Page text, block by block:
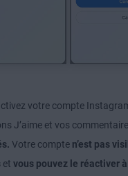
votre compte
J’aime et vos
Votre compte n’est pas
et vous pouvez le réactiver